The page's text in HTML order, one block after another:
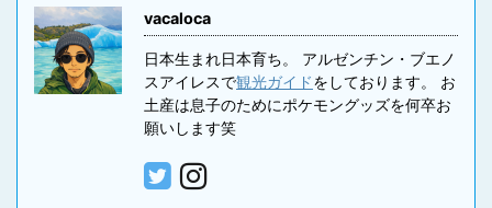
vacaloca
日本生まれ日本育ち。 アルゼンチン・ブエノ
スアイレスで観光ガイドをしております。 お
土産は息子のためにポケモングッズを何卒お
願いします笑